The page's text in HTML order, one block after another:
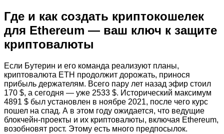
Где и как создать криптокошелек
для Ethereum — ваш ключ к защите
криптовалюты
Если Бутерин и его команда реализуют планы,
криптовалюта ETH продолжит дорожать, принося
прибыль держателям. Всего пару лет назад эфир стоил
170 $, а сегодня — уже 2533 $. Исторический максимум
4891 $ был установлен в ноябре 2021, после чего курс
пошел на спад. А в этом году ожидается, что ведущие
блокчейн-проекты и их криптовалюты, включая Ethereum,
возобновят рост. Этому есть много предпосылок.